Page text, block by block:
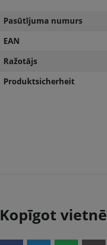
Pasūtījuma numurs
EAN
Ražotājs
Produktsicherheit
Kopīgot vietnē